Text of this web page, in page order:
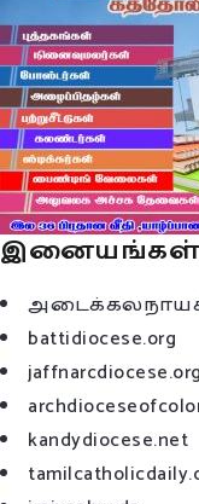
battidiocese.org
jaffnarcdiocese.org
kandydiocese.net